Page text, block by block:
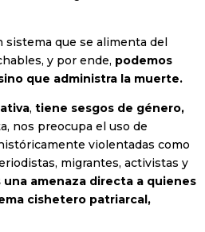
sistema que se alimenta del
y por ende, podemos
que administra la muerte.
, tiene sesgos de género,
nos preocupa el uso de
violentadas como
migrantes, activistas y
una amenaza directa a quienes
cishetero patriarcal,